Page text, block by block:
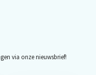
via onze nieuwsbrief!